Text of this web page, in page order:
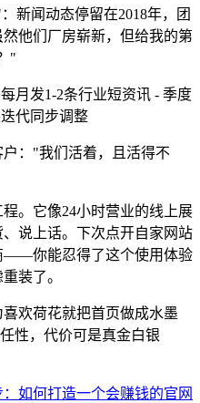
新闻动态停留在2018年，团
他们厂房崭新，但给我的第
"
月发1-2条行业短资讯 - 季度
代同步调整
："我们活着，且活得不
。它像24小时营业的线上展
说上话。下次点开自家网站
——你能忍得了这个使用体验
装了。
喜欢荷花就把首页做成水墨
性，代价可是真金白银
如何打造一个会赚钱的官网